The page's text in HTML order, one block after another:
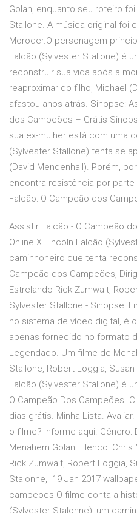
Golan, enquanto seu roteiro
Stallone. A música original foi
Moroder.O personagem
Falcão (Sylvester Stallone) é
reconstruir sua vida após a
reaproximar do filho, Michael
afastou anos atrás. Sinopse:
dos Campeões – Grátis
sua ex-mulher está com uma
(Sylvester Stallone) tenta se
(David Mendenhall). Porém,
encontra resistência por
Falcão: O Campeão dos
Assistir Falcão - O Campeão
Online X Lincoln Falcão
caminhoneiro que tenta
Campeão dos Campeões,
Estrelando Rick Zumwalt,
Sylvester Stallone - Sinopse:
no sistema de vídeo digital, é
apenas fornecido no formato
Legendado. Um filme de
Stallone, Robert Loggia,
Falcão (Sylvester Stallone) é
O Campeão Dos Campeões.
dias grátis. Minha Lista.
o filme? Informe aqui. Gênero:
Menahem Golan. Elenco: Chris
Rick Zumwalt, Robert Loggia,
Stalonne, 19 Jan 2017
campeoes O filme conta a